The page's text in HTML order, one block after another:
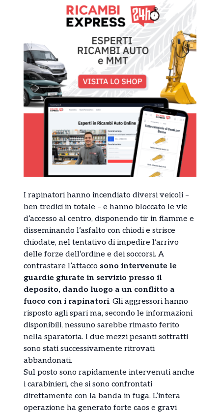
I rapinatori hanno incendiato diversi veicoli –
ben tredici in totale – e hanno bloccato le vie
d’accesso al centro, disponendo tir in fiamme e
disseminando l’asfalto con chiodi e strisce
chiodate, nel tentativo di impedire l’arrivo
delle forze dell’ordine e dei soccorsi. A
contrastare l’attacco sono intervenute le
guardie giurate in servizio presso il
deposito, dando luogo a un conflitto a
fuoco con i rapinatori. Gli aggressori hanno
risposto agli spari ma, secondo le informazioni
disponibili, nessuno sarebbe rimasto ferito
nella sparatoria. I due mezzi pesanti sottratti
sono stati successivamente ritrovati
abbandonati.
Sul posto sono rapidamente intervenuti anche
i carabinieri, che si sono confrontati
direttamente con la banda in fuga. L’intera
operazione ha generato forte caos e gravi